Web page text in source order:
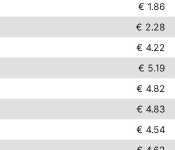
€ 1.86
€ 2.28
€ 4.22
€ 5.19
€ 4.82
€ 4.83
€ 4.54